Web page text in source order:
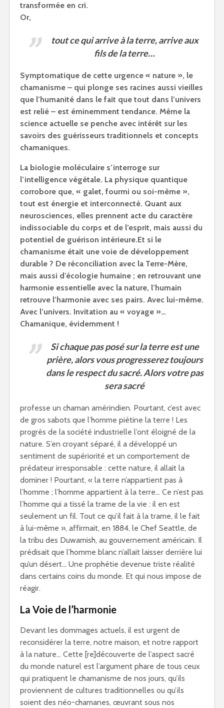
transformée en cri.
Or,
tout ce qui arrive à la terre, arrive aux
fils de la terre…
Symptomatique de cette urgence « nature », le
chamanisme – qui plonge ses racines aussi vieilles
que l’humanité dans le fait que tout dans l’univers
est relié – est éminemment tendance. Même la
science actuelle se penche avec intérêt sur les
savoirs des guérisseurs traditionnels et concepts
chamaniques.
La biologie moléculaire s’interroge sur
l’intelligence végétale. La physique quantique
corrobore que, « galet, fourmi ou soi-même »,
tout est énergie et interconnecté. Quant aux
neurosciences, elles prennent acte du caractère
indissociable du corps et de l’esprit, mais aussi du
potentiel de guérison intérieure.Et si le
chamanisme était une voie de développement
durable ? De réconciliation avec la Terre-Mère,
mais aussi d’écologie humaine ; en retrouvant une
harmonie essentielle avec la nature, l’humain
retrouve l’harmonie avec ses pairs. Avec lui-même.
Avec l’univers. Invitation au « voyage »…
Chamanique, évidemment !
Si chaque pas posé sur la terre est une
prière, alors vous progresserez toujours
dans le respect du sacré. Alors votre pas
sera sacré
professe un chaman amérindien. Pourtant, c’est avec
de gros sabots que l’homme piétine la terre ! Les
progrès de la société industrielle l’ont éloigné de la
nature. S’en croyant séparé, il a développé un
sentiment de supériorité et un comportement de
prédateur irresponsable : cette nature, il allait la
dominer ! Pourtant, « la terre n’appartient pas à
l’homme ; l’homme appartient à la terre… Ce n’est pas
l’homme qui a tissé la trame de la vie : il en est
seulement un fil. Tout ce qu’il fait à la trame, il le fait
à lui-même », affirmait, en 1884, le Chef Seattle, de
la tribu des Duwamish, au gouvernement américain. Il
prédisait que l’homme blanc n’allait laisser derrière lui
qu’un désert… Une prophétie devenue triste réalité
dans certains coins du monde. Et qui nous impose de
réagir.
La Voie de l’harmonie
Devant les dommages actuels, il est urgent de
reconsidérer la terre, notre maison, et notre rapport
à la nature… Cette [re]découverte de l’aspect sacré
du monde naturel est l’argument phare de tous ceux
qui pratiquent le chamanisme de nos jours, qu’ils
proviennent de cultures traditionnelles ou qu’ils
soient des néo-chamanes, œuvrant sous nos